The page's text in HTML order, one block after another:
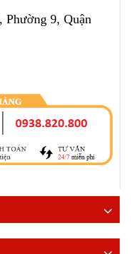
9, Quận